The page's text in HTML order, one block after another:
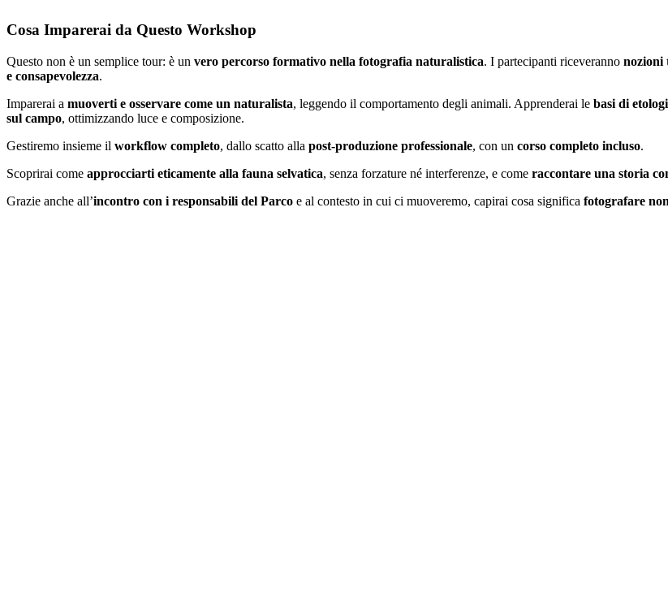
Cosa Imparerai da Questo Workshop
Questo non è un semplice tour: è un vero percorso formativo nella fotografia naturalistica. I partecipanti riceveranno nozioni
e consapevolezza.
Imparerai a muoverti e osservare come un naturalista, leggendo il comportamento degli animali. Apprenderai le basi di
sul campo, ottimizzando luce e composizione.
Gestiremo insieme il workflow completo, dallo scatto alla post-produzione professionale, con un corso completo incluso.
Scoprirai come approcciarti eticamente alla fauna selvatica, senza forzature né interferenze, e come raccontare una storia
Grazie anche all’incontro con i responsabili del Parco e al contesto in cui ci muoveremo, capirai cosa significa fotografare